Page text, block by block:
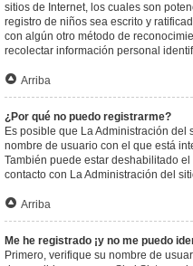
sitios de Internet, los cuales son
registro de niños sea escrito y
con algún otro método de
recolectar información personal
Arriba
¿Por qué no puedo registrarme?
Es posible que La Administración del
nombre de usuario con el que está
También puede estar deshabilitado
contacto con La Administración del
Arriba
Me he registrado ¡y no me puedo
Primero, verifique su nombre de